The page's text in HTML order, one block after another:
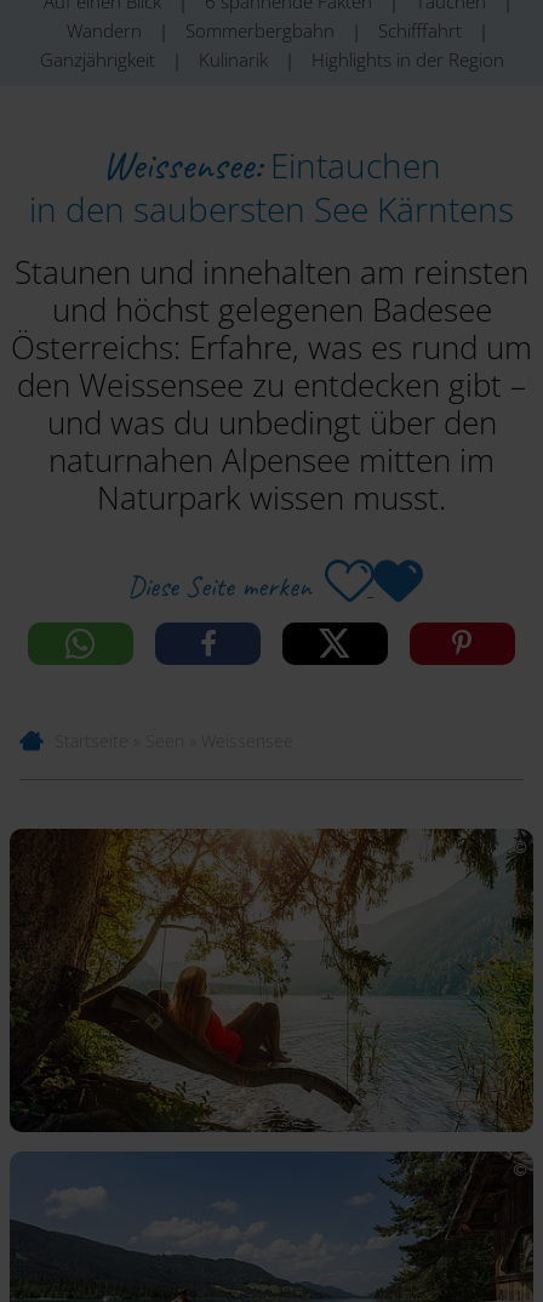
Wandern
Sommerbergbahn Schifffahrt
Ganzjährigkeit
Kulinarik Highlights in der Region
Weissensee:Eintauchen
in den saubersten See Kärntens
Staunen und innehalten am reinsten
und höchst gelegenen Badesee
Österreichs: Erfahre, was es rund um
den Weissensee zu entdecken gibt –
und was du unbedingt über den
naturnahen Alpensee mitten im
Naturpark wissen musst.
Diese Seite merken